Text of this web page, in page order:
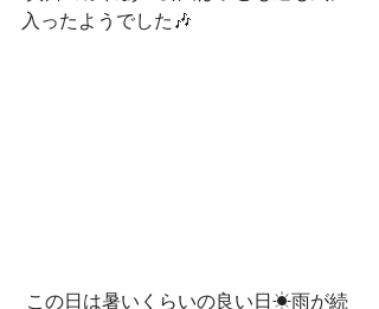
入ったようでした🎶